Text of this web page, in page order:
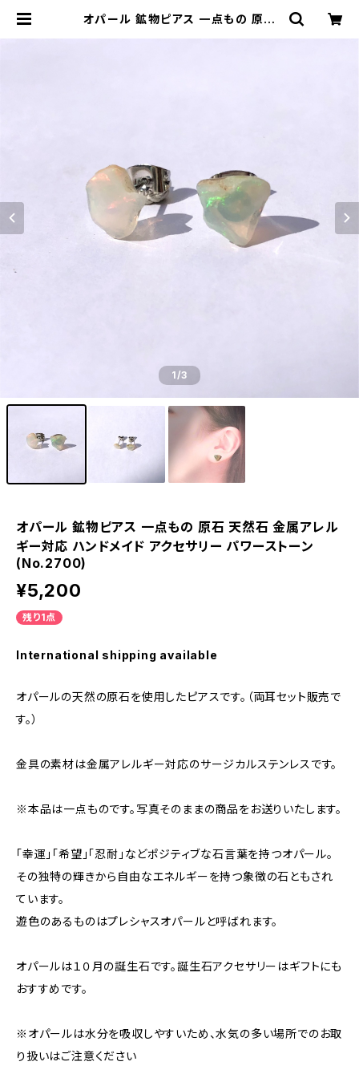
オパール 鉱物ピアス 一点もの 原石
1/3
オパール 鉱物ピアス 一点もの 原石 天然石 金属アレル
ギー対応 ハンドメイド アクセサリー パワーストーン
(No.2700)
¥5,200
残り1点
International shipping available
オパールの天然の原石を使用したピアスです。（両耳セット販売で
す。）
金具の素材は金属アレルギー対応のサージカルステンレスです。
※本品は一点ものです。写真そのままの商品をお送りいたします。
「幸運」「希望」「忍耐」などポジティブな石言葉を持つオパール。
その独特の輝きから自由なエネルギーを持つ象徴の石ともされ
ています。
遊色のあるものはプレシャスオパールと呼ばれます。
オパールは１０月の誕生石です。誕生石アクセサリーはギフトにも
おすすめです。
※オパールは水分を吸収しやすいため、水気の多い場所でのお取
り扱いはご注意ください